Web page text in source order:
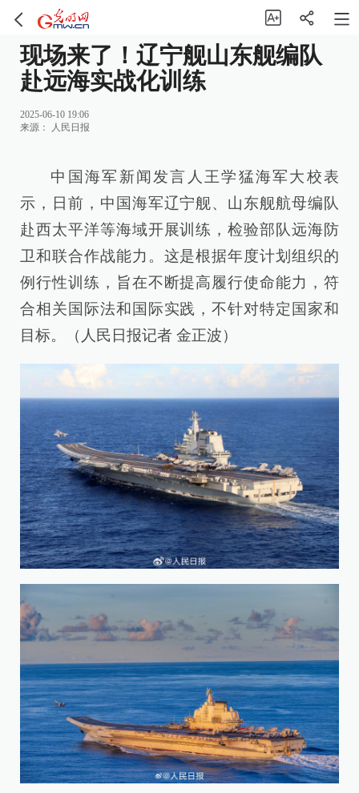
现场来了！辽宁舰山东舰编队
赴远海实战化训练
2025-06-10 19:06
来源：
人民日报
中国海军新闻发言人王学猛海军大校表
示，日前，中国海军辽宁舰、山东舰航母编队
赴西太平洋等海域开展训练，检验部队远海防
卫和联合作战能力。这是根据年度计划组织的
例行性训练，旨在不断提高履行使命能力，符
合相关国际法和国际实践，不针对特定国家和
目标。（人民日报记者 金正波）